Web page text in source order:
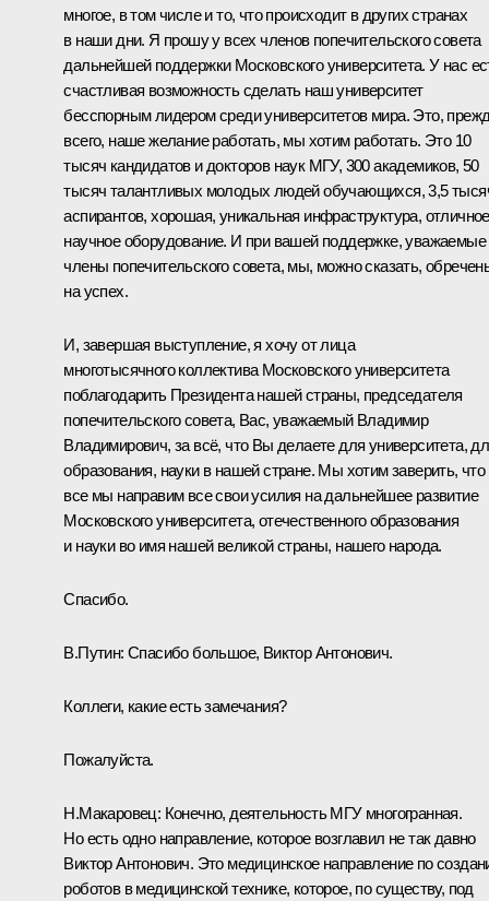
многое, в том числе и то, что происходит в других странах
в наши дни. Я прошу у всех членов попечительского совета
дальнейшей поддержки Московского университета. У нас
счастливая возможность сделать наш университет
бесспорным лидером среди университетов мира. Это,
всего, наше желание работать, мы хотим работать. Это 10
тысяч кандидатов и докторов наук МГУ, 300 академиков, 50
тысяч талантливых молодых людей обучающихся, 3,5
аспирантов, хорошая, уникальная инфраструктура, отличное
научное оборудование. И при вашей поддержке, уважаемые
члены попечительского совета, мы, можно сказать,
на успех.
И, завершая выступление, я хочу от лица
многотысячного коллектива Московского университета
поблагодарить Президента нашей страны, председателя
попечительского совета, Вас, уважаемый Владимир
Владимирович, за всё, что Вы делаете для университета,
образования, науки в нашей стране. Мы хотим заверить, что
все мы направим все свои усилия на дальнейшее развитие
Московского университета, отечественного образования
и науки во имя нашей великой страны, нашего народа.
Спасибо.
В.Путин: Спасибо большое, Виктор Антонович.
Коллеги, какие есть замечания?
Пожалуйста.
Н.Макаровец: Конечно, деятельность МГУ многогранная.
Но есть одно направление, которое возглавил не так давно
Виктор Антонович. Это медицинское направление по
роботов в медицинской технике, которое, по существу, под